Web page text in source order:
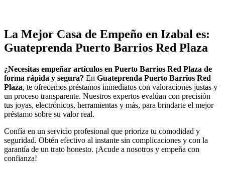
La Mejor Casa de Empeño en Izabal es:
Guateprenda Puerto Barrios Red Plaza
¿Necesitas empeñar artículos en Puerto Barrios Red Plaza de
forma rápida y segura? En Guateprenda Puerto Barrios Red
Plaza, te ofrecemos préstamos inmediatos con valoraciones justas y
un proceso transparente. Nuestros expertos evalúan con precisión
tus joyas, electrónicos, herramientas y más, para brindarte el mejor
préstamo sobre su valor real.
Confía en un servicio profesional que prioriza tu comodidad y
seguridad. Obtén efectivo al instante sin complicaciones y con la
garantía de un trato honesto. ¡Acude a nosotros y empeña con
confianza!